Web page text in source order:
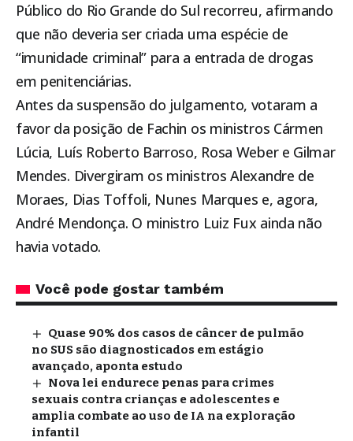
Público do Rio Grande do Sul recorreu, afirmando
que não deveria ser criada uma espécie de
“imunidade criminal” para a entrada de drogas
em penitenciárias.
Antes da suspensão do julgamento, votaram a
favor da posição de Fachin os ministros Cármen
Lúcia, Luís Roberto Barroso, Rosa Weber e Gilmar
Mendes. Divergiram os ministros Alexandre de
Moraes, Dias Toffoli, Nunes Marques e, agora,
André Mendonça. O ministro Luiz Fux ainda não
havia votado.
Você pode gostar também
Quase 90% dos casos de câncer de pulmão
no SUS são diagnosticados em estágio
avançado, aponta estudo
Nova lei endurece penas para crimes
sexuais contra crianças e adolescentes e
amplia combate ao uso de IA na exploração
infantil